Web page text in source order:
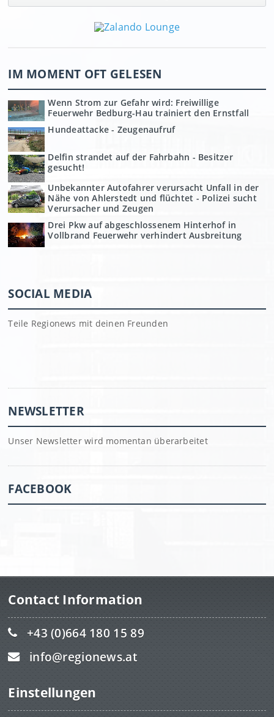
IM MOMENT OFT GELESEN
Wenn Strom zur Gefahr wird: Freiwillige
Feuerwehr Bedburg-Hau trainiert den Ernstfall
Hundeattacke - Zeugenaufruf
Delfin strandet auf der Fahrbahn - Besitzer
gesucht!
Unbekannter Autofahrer verursacht Unfall in der
Nähe von Ahlerstedt und flüchtet - Polizei sucht
Verursacher und Zeugen
Drei Pkw auf abgeschlossenem Hinterhof in
Vollbrand Feuerwehr verhindert Ausbreitung
SOCIAL MEDIA
Teile Regionews mit deinen Freunden
NEWSLETTER
Unser Newsletter wird momentan überarbeitet
FACEBOOK
Contact Information
+43 (0)664 180 15 89
info@regionews.at
Einstellungen